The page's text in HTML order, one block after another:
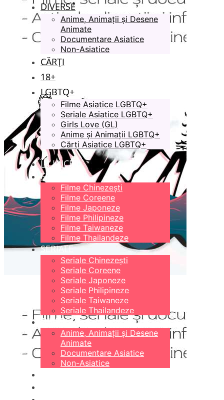
DIVERSE
Anime, Animații și Desene
Animate
Documentare Asiatice
Non-Asiatice
CĂRȚI
18+
LGBTQ+
Filme Asiatice LGBTQ+
Seriale Asiatice LGBTQ+
Girls Love (GL)
Anime și Animații LGBTQ+
Cărți Asiatice LGBTQ+
ÎN LUCRU
FILME
Filme Chinezești
Filme Coreene
Filme Japoneze
Filme Philipineze
Filme Taiwaneze
Filme Thailandeze
SERIALE
Seriale Chinezești
Seriale Coreene
Seriale Japoneze
Seriale Philipineze
Seriale Taiwaneze
Seriale Thailandeze
DIVERSE
Anime, Animații și Desene
Animate
Documentare Asiatice
Non-Asiatice